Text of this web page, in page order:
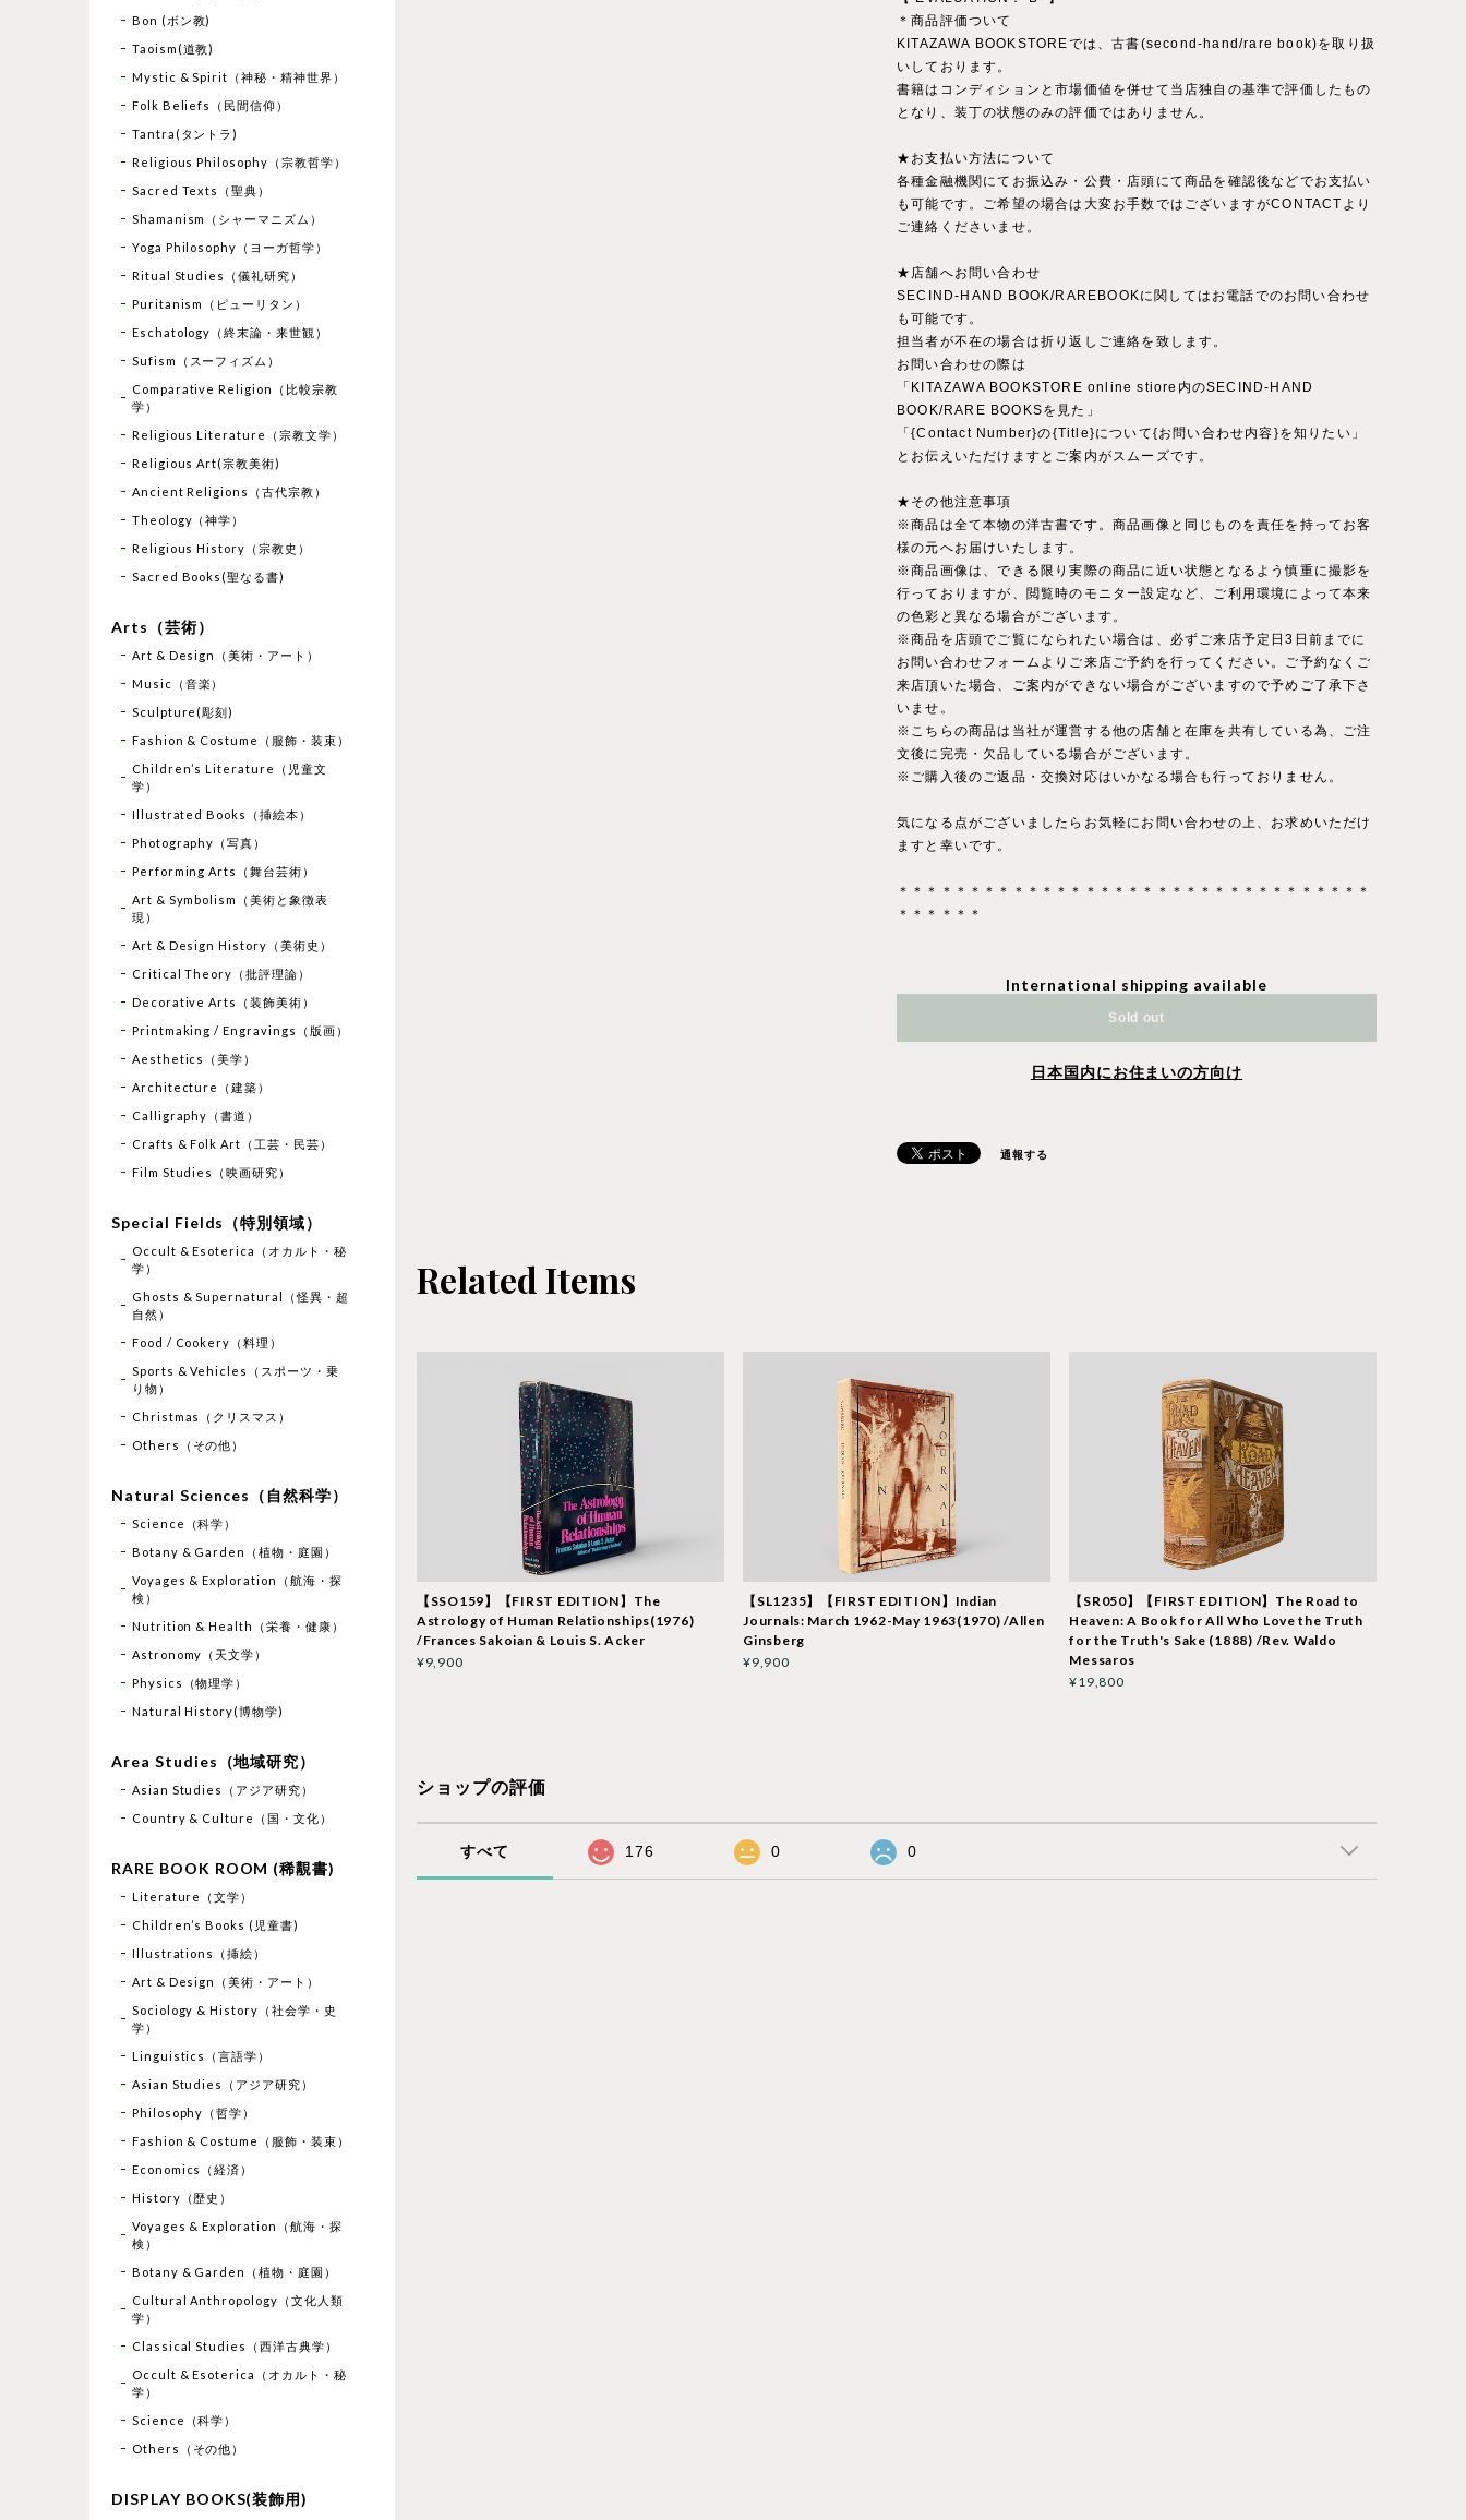
＊商品評価ついて
KITAZAWA BOOKSTOREでは、古書(second-hand/rare book)を取り扱
いしております。
書籍はコンディションと市場価値を併せて当店独自の基準で評価したもの
となり、装丁の状態のみの評価ではありません。
★お支払い方法について
各種金融機関にてお振込み・公費・店頭にて商品を確認後などでお支払い
も可能です。ご希望の場合は大変お手数ではございますがCONTACTより
ご連絡くださいませ。
★店舗へお問い合わせ
SECIND-HAND BOOK/RAREBOOKに関してはお電話でのお問い合わせ
も可能です。
担当者が不在の場合は折り返しご連絡を致します。
お問い合わせの際は
「KITAZAWA BOOKSTORE online stiore内のSECIND-HAND
BOOK/RARE BOOKSを見た」
「{Contact Number}の{Title}について{お問い合わせ内容}を知りたい」
とお伝えいただけますとご案内がスムーズです。
★その他注意事項
※商品は全て本物の洋古書です。商品画像と同じものを責任を持ってお客
様の元へお届けいたします。
※商品画像は、できる限り実際の商品に近い状態となるよう慎重に撮影を
行っておりますが、閲覧時のモニター設定など、ご利用環境によって本来
の色彩と異なる場合がございます。
※商品を店頭でご覧になられたい場合は、必ずご来店予定日3日前までに
お問い合わせフォームよりご来店ご予約を行ってください。ご予約なくご
来店頂いた場合、ご案内ができない場合がございますので予めご了承下さ
いませ。
※こちらの商品は当社が運営する他の店舗と在庫を共有している為、ご注
文後に完売・欠品している場合がございます。
※ご購入後のご返品・交換対応はいかなる場合も行っておりません。
気になる点がございましたらお気軽にお問い合わせの上、お求めいただけ
ますと幸いです。
＊＊＊＊＊＊＊＊＊＊＊＊＊＊＊＊＊＊＊＊＊＊＊＊＊＊＊＊＊＊＊＊＊
＊＊＊＊＊＊
International shipping available
Sold out
日本国内にお住まいの方向け
通報する
Related Items
【SSO159】【FIRST EDITION】The
Astrology of Human Relationships(1976)
/Frances Sakoian & Louis S. Acker
¥9,900
【SL1235】【FIRST EDITION】Indian
Journals: March 1962-May 1963(1970) /Allen
Ginsberg
¥9,900
【SR050】【FIRST EDITION】The Road to
Heaven: A Book for All Who Love the Truth
for the Truth's Sake (1888) /Rev. Waldo
Messaros
¥19,800
ショップの評価
すべて 176 0 0
Bon (ボン教)
Taoism(道教)
Mystic & Spirit（神秘・精神世界）
Folk Beliefs（民間信仰）
Tantra(タントラ)
Religious Philosophy（宗教哲学）
Sacred Texts（聖典）
Shamanism（シャーマニズム）
Yoga Philosophy（ヨーガ哲学）
Ritual Studies（儀礼研究）
Puritanism（ピューリタン）
Eschatology（終末論・来世観）
Sufism（スーフィズム）
Comparative Religion（比較宗教
学）
Religious Literature（宗教文学）
Religious Art(宗教美術)
Ancient Religions（古代宗教）
Theology（神学）
Religious History（宗教史）
Sacred Books(聖なる書)
Arts（芸術）
Art & Design（美術・アート）
Music（音楽）
Sculpture(彫刻)
Fashion & Costume（服飾・装束）
Children’s Literature（児童文
学）
Illustrated Books（挿絵本）
Photography（写真）
Performing Arts（舞台芸術）
Art & Symbolism（美術と象徴表
現）
Art & Design History（美術史）
Critical Theory（批評理論）
Decorative Arts（装飾美術）
Printmaking / Engravings（版画）
Aesthetics（美学）
Architecture（建築）
Calligraphy（書道）
Crafts & Folk Art（工芸・民芸）
Film Studies（映画研究）
Special Fields（特別領域）
Occult & Esoterica（オカルト・秘
学）
Ghosts & Supernatural（怪異・超
自然）
Food / Cookery（料理）
Sports & Vehicles（スポーツ・乗
り物）
Christmas（クリスマス）
Others（その他）
Natural Sciences（自然科学）
Science（科学）
Botany & Garden（植物・庭園）
Voyages & Exploration（航海・探
検）
Nutrition & Health（栄養・健康）
Astronomy（天文学）
Physics（物理学）
Natural History(博物学)
Area Studies（地域研究）
Asian Studies（アジア研究）
Country & Culture（国・文化）
RARE BOOK ROOM (稀覯書)
Literature（文学）
Children’s Books (児童書)
Illustrations（挿絵）
Art & Design（美術・アート）
Sociology & History（社会学・史
学）
Linguistics（言語学）
Asian Studies（アジア研究）
Philosophy（哲学）
Fashion & Costume（服飾・装束）
Economics（経済）
History（歴史）
Voyages & Exploration（航海・探
検）
Botany & Garden（植物・庭園）
Cultural Anthropology（文化人類
学）
Classical Studies（西洋古典学）
Occult & Esoterica（オカルト・秘
学）
Science（科学）
Others（その他）
DISPLAY BOOKS(装飾用)